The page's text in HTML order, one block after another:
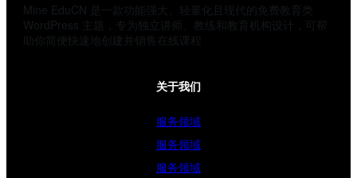
Mine EduCN 是一款功能强大、轻量化且现代的免费教育类
WordPress 主题，专为独立讲师、教练和教育机构设计，可帮
助你简便快速地创建并销售在线课程
关于我们
服务领域
服务领域
服务领域